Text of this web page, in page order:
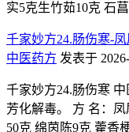
实5克生竹茹10克 石
千家妙方24.肠伤寒-凤
中医药方 发表于
千家妙方24.肠伤寒
芳化解毒。 方 名：
50克 绵茵陈9克 藿香